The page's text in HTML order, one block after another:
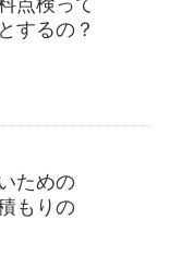
点検って
するの？
ための
もりの